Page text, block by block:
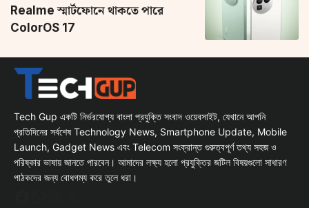
Realme স্মার্টফোনে থাকতে পারে
ColorOS 17
Tech Gup একটি নির্ভরযোগ্য বাংলা প্রযুক্তি সংবাদ ওয়েবসাইট, যেখানে আপনি
প্রতিদিনের সর্বশেষ Technology News, Smartphone Update, Mobile
Launch, Gadget News এবং Telecom সংক্রান্ত গুরুত্বপূর্ণ তথ্য সহজ ও
পরিষ্কার ভাষায় জানতে পারবেন। আমাদের লক্ষ্য হলো প্রযুক্তির জটিল বিষয়গুলো সাধারণ
পাঠকদের জন্য বোধগম্য করে তুলে ধরা।